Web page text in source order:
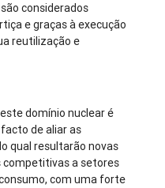
considerados
e graças à execução
reutilização e
domínio nuclear é
de aliar as
qual resultarão novas
competitivas a setores
com uma forte